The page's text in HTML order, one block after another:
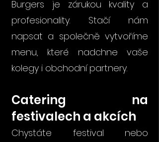
Burgers je zárukou kvality a
profesionality. Stačí nám
napsat a společně vytvoříme
menu, které nadchne vaše
kolegy i obchodní partnery.
Catering na
festivalech a akcích
Chystáte festival nebo